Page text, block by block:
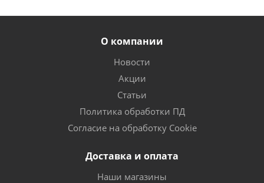
О компании
Новости
Акции
Статьи
Политика обработки ПД
Согласие на обработку Cookie
Доставка и оплата
Наши магазины